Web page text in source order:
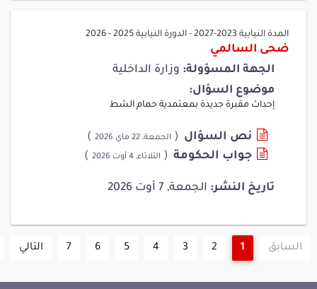
المدة النيابية 2023-2027 - الدورة النيابية 2025 - 2026
ضحى السالمي
الجهة المسؤولة: وزارة الداخلية
موضوع السؤال:
إحداث مقبرة جديدة بمعتمدية حمام الشط
نص السؤال ( الجمعة, 22 ماي 2026
)
جواب الحكومة ( الثلاثاء, 4 أوت 2026 )
تاريخ النشر: الجمعة, 7 أوت 2026
السابق 1
2
3
4
5
6
7 التالي